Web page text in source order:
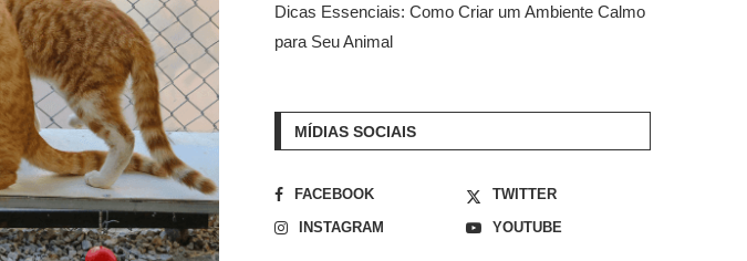
Dicas Essenciais: Como Criar um Ambiente Calmo
para Seu Animal
MÍDIAS SOCIAIS
FACEBOOK
TWITTER
INSTAGRAM
YOUTUBE